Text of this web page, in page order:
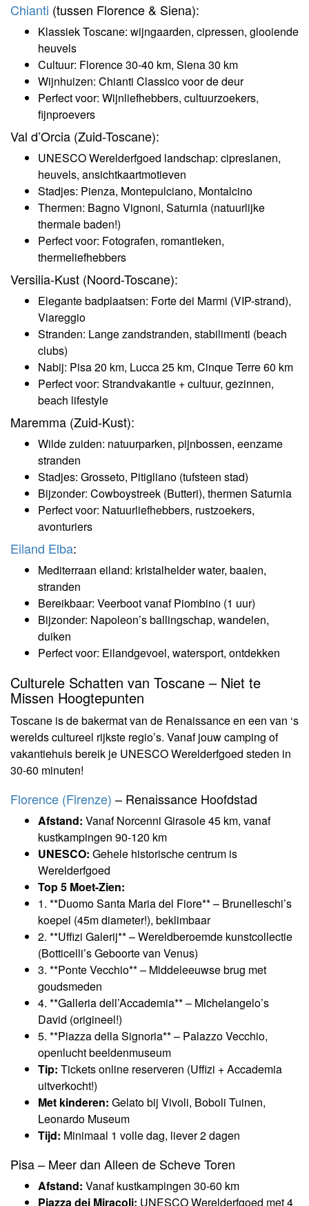
Chianti (tussen Florence & Siena):
Klassiek Toscane: wijngaarden, cipressen, glooiende
heuvels
Cultuur: Florence 30-40 km, Siena 30 km
Wijnhuizen: Chianti Classico voor de deur
Perfect voor: Wijnliefhebbers, cultuurzoekers,
fijnproevers
Val d’Orcia (Zuid-Toscane):
UNESCO Werelderfgoed landschap: cipreslanen,
heuvels, ansichtkaartmotieven
Stadjes: Pienza, Montepulciano, Montalcino
Thermen: Bagno Vignoni, Saturnia (natuurlijke
thermale baden!)
Perfect voor: Fotografen, romantieken,
thermeliefhebbers
Versilia-Kust (Noord-Toscane):
Elegante badplaatsen: Forte dei Marmi (VIP-strand),
Viareggio
Stranden: Lange zandstranden, stabilimenti (beach
clubs)
Nabij: Pisa 20 km, Lucca 25 km, Cinque Terre 60 km
Perfect voor: Strandvakantie + cultuur, gezinnen,
beach lifestyle
Maremma (Zuid-Kust):
Wilde zuiden: natuurparken, pijnbossen, eenzame
stranden
Stadjes: Grosseto, Pitigliano (tufsteen stad)
Bijzonder: Cowboystreek (Butteri), thermen Saturnia
Perfect voor: Natuurliefhebbers, rustzoekers,
avonturiers
Eiland Elba:
Mediterraan eiland: kristalhelder water, baaien,
stranden
Bereikbaar: Veerboot vanaf Piombino (1 uur)
Bijzonder: Napoleon’s ballingschap, wandelen,
duiken
Perfect voor: Eilandgevoel, watersport, ontdekken
Culturele Schatten van Toscane – Niet te
Missen Hoogtepunten
Toscane is de bakermat van de Renaissance en een van ‘s
werelds cultureel rijkste regio’s. Vanaf jouw camping of
vakantiehuis bereik je UNESCO Werelderfgoed steden in
30-60 minuten!
Florence (Firenze) – Renaissance Hoofdstad
Afstand: Vanaf Norcenni Girasole 45 km, vanaf
kustkampingen 90-120 km
UNESCO: Gehele historische centrum is
Werelderfgoed
Top 5 Moet-Zien:
1. **Duomo Santa Maria del Fiore** – Brunelleschi’s
koepel (45m diameter!), beklimbaar
2. **Uffizi Galerij** – Wereldberoemde kunstcollectie
(Botticelli’s Geboorte van Venus)
3. **Ponte Vecchio** – Middeleeuwse brug met
goudsmeden
4. **Galleria dell’Accademia** – Michelangelo’s
David (origineel!)
5. **Piazza della Signoria** – Palazzo Vecchio,
openlucht beeldenmuseum
Tip: Tickets online reserveren (Uffizi + Accademia
uitverkocht!)
Met kinderen: Gelato bij Vivoli, Boboli Tuinen,
Leonardo Museum
Tijd: Minimaal 1 volle dag, liever 2 dagen
Pisa – Meer dan Alleen de Scheve Toren
Afstand: Vanaf kustkampingen 30-60 km
Piazza dei Miracoli: UNESCO Werelderfgoed met 4